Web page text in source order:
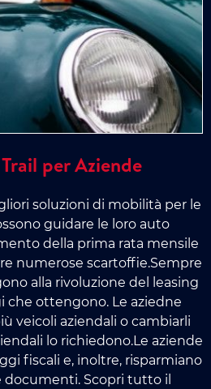
per Aziende
soluzioni di mobilità per le
guidare le loro auto
della prima rata mensile
numerose scartoffie.Sempre
alla rivoluzione del leasing
che ottengono. Le aziedne
veicoli aziendali o cambiarli
lo richiedono.Le aziende
fiscali e, inoltre, risparmiano
Scopri tutto il